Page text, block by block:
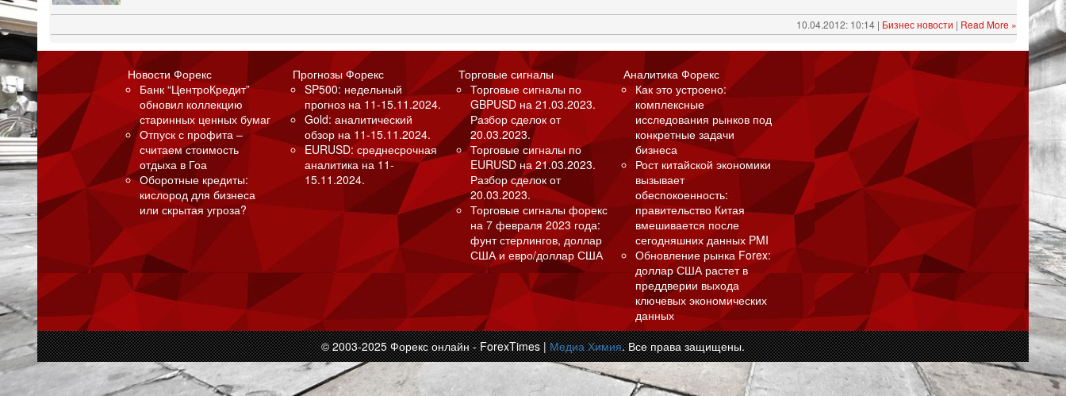
10.04.2012: 10:14 | Бизнес новости | Read More »
Новости Форекс
Банк “ЦентроКредит”
обновил коллекцию
старинных ценных бумаг
Отпуск с профита –
считаем стоимость
отдыха в Гоа
Оборотные кредиты:
кислород для бизнеса
или скрытая угроза?
Прогнозы Форекс
SP500: недельный
прогноз на 11-15.11.2024.
Gold: аналитический
обзор на 11-15.11.2024.
EURUSD: среднесрочная
аналитика на 11-
15.11.2024.
Торговые сигналы
Торговые сигналы по
GBPUSD на 21.03.2023.
Разбор сделок от
20.03.2023.
Торговые сигналы по
EURUSD на 21.03.2023.
Разбор сделок от
20.03.2023.
Торговые сигналы форекс
на 7 февраля 2023 года:
фунт стерлингов, доллар
США и евро/доллар США
Аналитика Форекс
Как это устроено:
комплексные
исследования рынков под
конкретные задачи
бизнеса
Рост китайской экономики
вызывает
обеспокоенность:
правительство Китая
вмешивается после
сегодняшних данных PMI
Обновление рынка Forex:
доллар США растет в
преддверии выхода
ключевых экономических
данных
© 2003-2025 Форекс онлайн - ForexTimes |Медиа Химия. Все права защищены.